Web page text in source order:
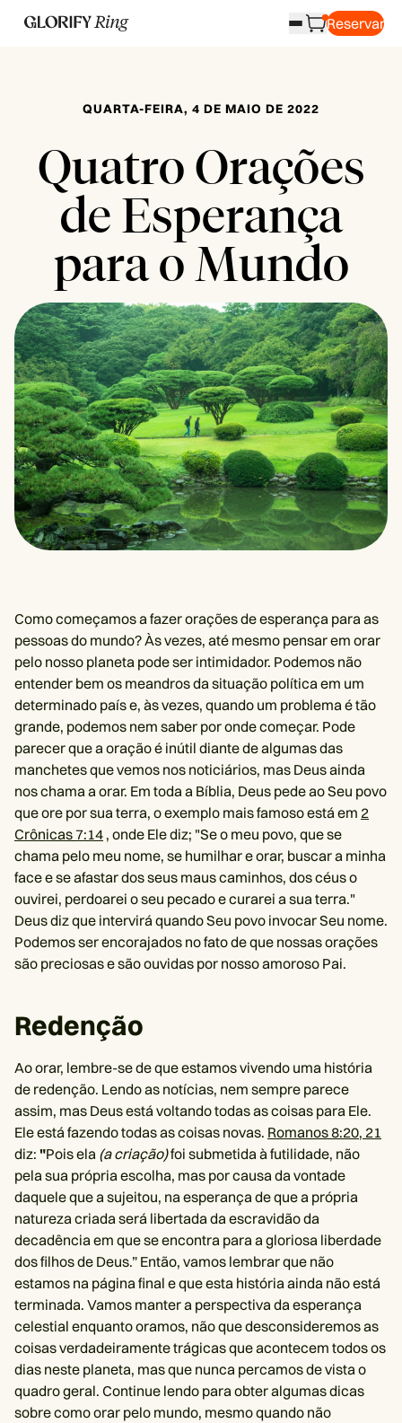
Reservar
QUARTA-FEIRA, 4 DE MAIO DE 2022
Quatro Orações
de Esperança
para o Mundo
Como começamos a fazer orações de esperança para as
pessoas do mundo? Às vezes, até mesmo pensar em orar
pelo nosso planeta pode ser intimidador. Podemos não
entender bem os meandros da situação política em um
determinado país e, às vezes, quando um problema é tão
grande, podemos nem saber por onde começar. Pode
parecer que a oração é inútil diante de algumas das
manchetes que vemos nos noticiários, mas Deus ainda
nos chama a orar. Em toda a Bíblia, Deus pede ao Seu povo
que ore por sua terra, o exemplo mais famoso está em 2
Crônicas 7:14 , onde Ele diz; "Se o meu povo, que se
chama pelo meu nome, se humilhar e orar, buscar a minha
face e se afastar dos seus maus caminhos, dos céus o
ouvirei, perdoarei o seu pecado e curarei a sua terra."
Deus diz que intervirá quando Seu povo invocar Seu nome.
Podemos ser encorajados no fato de que nossas orações
são preciosas e são ouvidas por nosso amoroso Pai.
Redenção
Ao orar, lembre-se de que estamos vivendo uma história
de redenção. Lendo as notícias, nem sempre parece
assim, mas Deus está voltando todas as coisas para Ele.
Ele está fazendo todas as coisas novas. Romanos 8:20, 21
diz: "Pois ela (a criação)foi submetida à futilidade, não
pela sua própria escolha, mas por causa da vontade
daquele que a sujeitou, na esperança de que a própria
natureza criada será libertada da escravidão da
decadência em que se encontra para a gloriosa liberdade
dos filhos de Deus.” Então, vamos lembrar que não
estamos na página final e que esta história ainda não está
terminada. Vamos manter a perspectiva da esperança
celestial enquanto oramos, não que desconsideremos as
coisas verdadeiramente trágicas que acontecem todos os
dias neste planeta, mas que nunca percamos de vista o
quadro geral. Continue lendo para obter algumas dicas
sobre como orar pelo mundo, mesmo quando não